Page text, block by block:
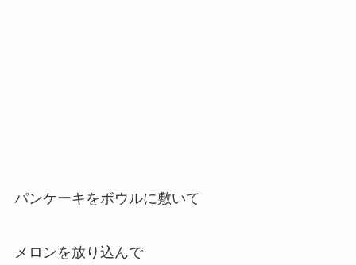
パンケーキをボウルに敷いて
メロンを放り込んで